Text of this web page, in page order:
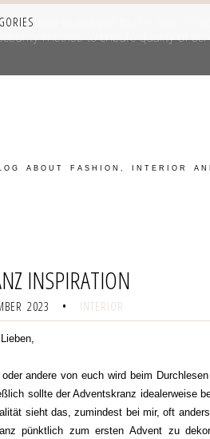
ABOUT FASHION, INTERIOR
INSPIRATION
2023 • INTERIOR
Lieben,
andere von euch wird beim
sollte der Adventskranz idealerweise
sieht das, zumindest bei mir, oft
pünktlich zum ersten Advent zu
and to analyze traffic. Your IP
metrics to ensure quality of